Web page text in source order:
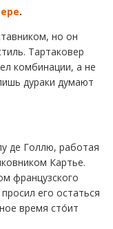
.
но он
Тартаковер
комбинации, а не
дураки думают
де Голлю, работая
Картье.
французского
его остаться
время сто́ит